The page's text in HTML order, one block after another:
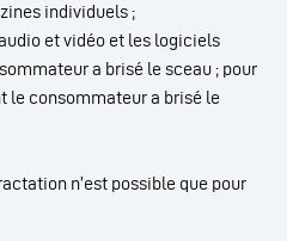
individuels ;
et vidéo et les logiciels
a brisé le sceau ; pour
le consommateur a brisé le
n’est possible que pour